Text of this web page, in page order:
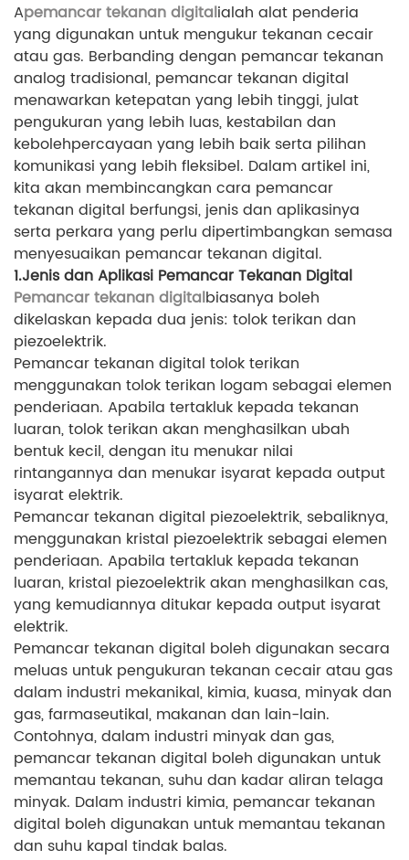
Apemancar tekanan digitalialah alat penderia
yang digunakan untuk mengukur tekanan cecair
atau gas. Berbanding dengan pemancar tekanan
analog tradisional, pemancar tekanan digital
menawarkan ketepatan yang lebih tinggi, julat
pengukuran yang lebih luas, kestabilan dan
kebolehpercayaan yang lebih baik serta pilihan
komunikasi yang lebih fleksibel. Dalam artikel ini,
kita akan membincangkan cara pemancar
tekanan digital berfungsi, jenis dan aplikasinya
serta perkara yang perlu dipertimbangkan semasa
menyesuaikan pemancar tekanan digital.
1.Jenis dan Aplikasi Pemancar Tekanan Digital
Pemancar tekanan digitalbiasanya boleh
dikelaskan kepada dua jenis: tolok terikan dan
piezoelektrik.
Pemancar tekanan digital tolok terikan
menggunakan tolok terikan logam sebagai elemen
penderiaan. Apabila tertakluk kepada tekanan
luaran, tolok terikan akan menghasilkan ubah
bentuk kecil, dengan itu menukar nilai
rintangannya dan menukar isyarat kepada output
isyarat elektrik.
Pemancar tekanan digital piezoelektrik, sebaliknya,
menggunakan kristal piezoelektrik sebagai elemen
penderiaan. Apabila tertakluk kepada tekanan
luaran, kristal piezoelektrik akan menghasilkan cas,
yang kemudiannya ditukar kepada output isyarat
elektrik.
Pemancar tekanan digital boleh digunakan secara
meluas untuk pengukuran tekanan cecair atau gas
dalam industri mekanikal, kimia, kuasa, minyak dan
gas, farmaseutikal, makanan dan lain-lain.
Contohnya, dalam industri minyak dan gas,
pemancar tekanan digital boleh digunakan untuk
memantau tekanan, suhu dan kadar aliran telaga
minyak. Dalam industri kimia, pemancar tekanan
digital boleh digunakan untuk memantau tekanan
dan suhu kapal tindak balas.